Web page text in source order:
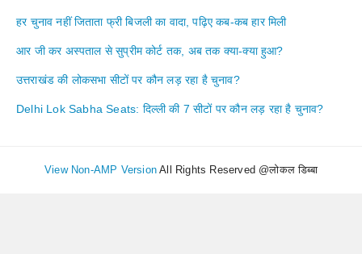
हर चुनाव नहीं जिताता फ्री बिजली का वादा, पढ़िए कब-कब हार मिली
आर जी कर अस्पताल से सुप्रीम कोर्ट तक, अब तक क्या-क्या हुआ?
उत्तराखंड की लोकसभा सीटों पर कौन लड़ रहा है चुनाव?
Delhi Lok Sabha Seats: दिल्ली की 7 सीटों पर कौन लड़ रहा है चुनाव?
View Non-AMP Version All Rights Reserved @लोकल डिब्बा